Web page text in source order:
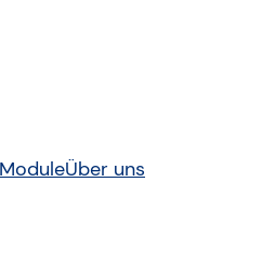
ModuleÜber uns